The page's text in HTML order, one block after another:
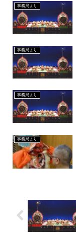
事務局より
事務局より
事務局より
事務局より